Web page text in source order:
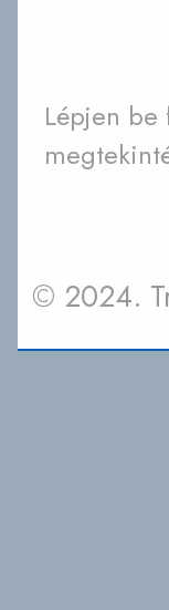
Lépjen be
© 2024.